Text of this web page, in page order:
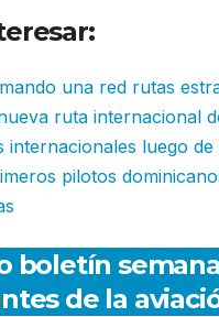
una red rutas
ruta internacional
luego
pilotos
boletín
de la